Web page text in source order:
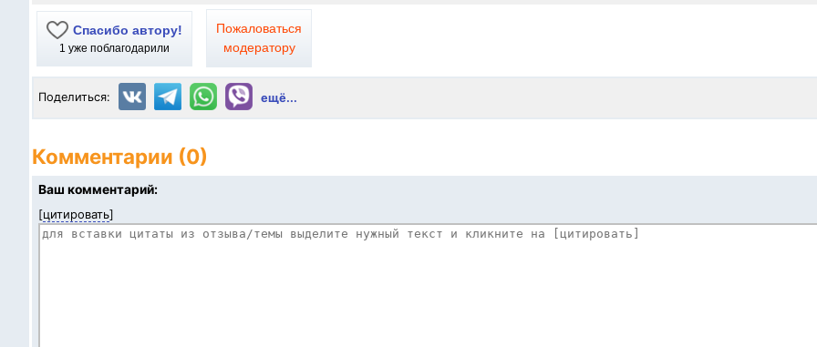
Спасибо автору!
1 уже поблагодарили
Пожаловаться
модератору
Поделиться: ещё...
Комментарии (0)
Ваш комментарий:
[цитировать]